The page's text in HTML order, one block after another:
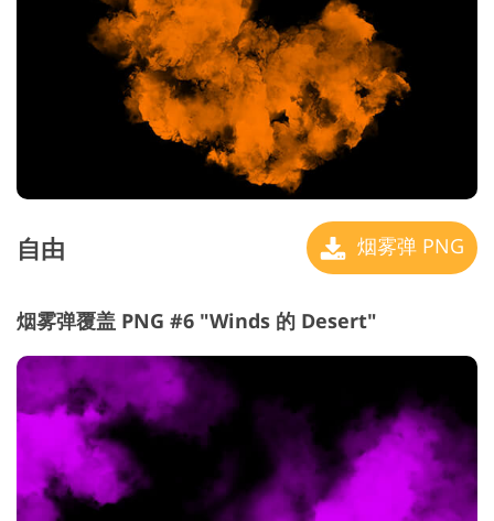
自由 烟雾弹 PNG
烟雾弹覆盖 PNG #6 "Winds 的 Desert"